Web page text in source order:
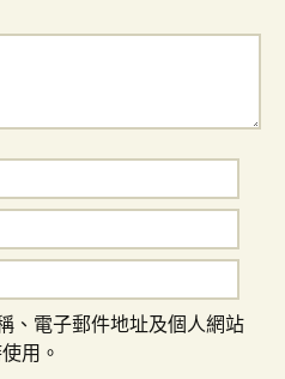
、電子郵件地址及個人網站
用。